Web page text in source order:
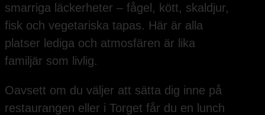
smarriga läckerheter – fågel, kött, skaldjur,
fisk och vegetariska tapas. Här är alla
platser lediga och atmosfären är lika
familjär som livlig.
Oavsett om du väljer att sätta dig inne på
restaurangen eller i Torget får du en lunch